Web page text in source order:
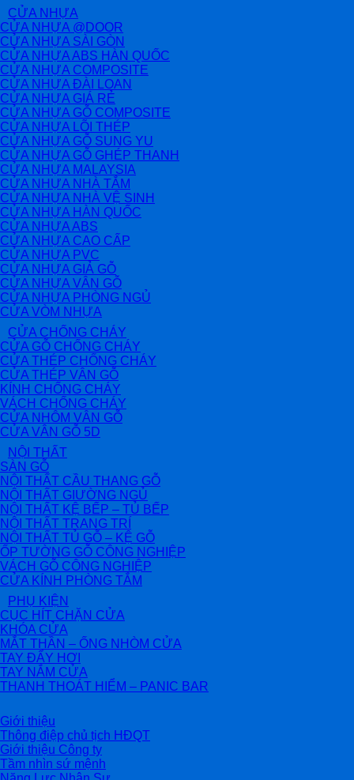
CỬA NHỰA
CỬA NHỰA @DOOR
CỬA NHỰA SÀI GÒN
CỬA NHỰA ABS HÀN QUỐC
CỬA NHỰA COMPOSITE
CỬA NHỰA ĐÀI LOAN
CỬA NHỰA GIÁ RẺ
CỬA NHỰA GỖ COMPOSITE
CỬA NHỰA LÕI THÉP
CỬA NHỰA GỖ SUNG YU
CỬA NHỰA GỖ GHÉP THANH
CỬA NHỰA MALAYSIA
CỬA NHỰA NHÀ TẮM
CỬA NHỰA NHÀ VỆ SINH
CỬA NHỰA HÀN QUỐC
CỬA NHỰA ABS
CỬA NHỰA CAO CẤP
CỬA NHỰA PVC
CỬA NHỰA GIẢ GỖ
CỬA NHỰA VÂN GỖ
CỬA NHỰA PHÒNG NGỦ
CỬA VÒM NHỰA
CỬA CHỐNG CHÁY
CỬA GỖ CHỐNG CHÁY
CỬA THÉP CHỐNG CHÁY
CỬA THÉP VÂN GỖ
KÍNH CHỐNG CHÁY
VÁCH CHỐNG CHÁY
CỬA NHÔM VÂN GỖ
CỬA VÂN GỖ 5D
NỘI THẤT
SÀN GỖ
NỘI THẤT CẦU THANG GỖ
NỘI THẤT GIƯỜNG NGỦ
NỘI THẤT KỆ BẾP – TỦ BẾP
NỘI THẤT TRANG TRÍ
NỘI THẤT TỦ GỖ – KỆ GỖ
ỐP TƯỜNG GỖ CÔNG NGHIỆP
VÁCH GỖ CÔNG NGHIỆP
CỬA KÍNH PHÒNG TẮM
PHỤ KIỆN
CỤC HÍT CHẶN CỬA
KHÓA CỬA
MẮT THẦN – ỐNG NHÒM CỬA
TAY ĐẨY HƠI
TAY NẮM CỬA
THANH THOÁT HIỂM – PANIC BAR
Giới thiệu
Thông điệp chủ tịch HĐQT
Giới thiệu Công ty
Tầm nhìn sứ mệnh